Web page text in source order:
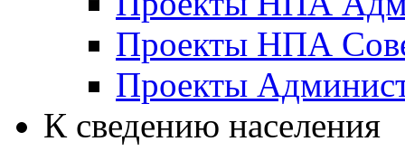
Проекты НПА
Проекты
К сведению населения